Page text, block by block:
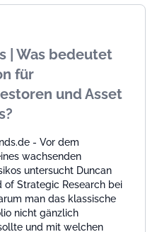
| Was bedeutet
für
und Asset
- Vor dem
wachsenden
untersucht Duncan
of Strategic Research bei
man das klassische
nicht gänzlich
und mit welchen